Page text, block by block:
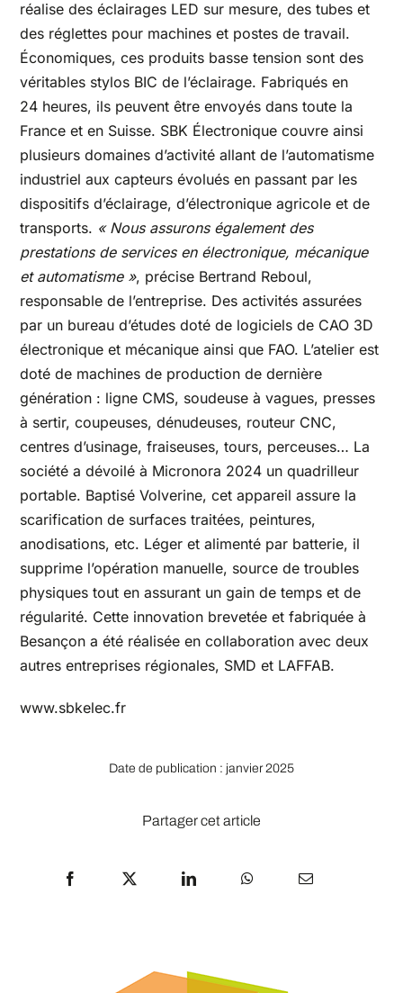
réalise des éclairages LED sur mesure, des tubes et
des réglettes pour machines et postes de travail.
Économiques, ces produits basse tension sont des
véritables stylos BIC de l’éclairage. Fabriqués en
24 heures, ils peuvent être envoyés dans toute la
France et en Suisse. SBK Électronique couvre ainsi
plusieurs domaines d’activité allant de l’automatisme
industriel aux capteurs évolués en passant par les
dispositifs d’éclairage, d’électronique agricole et de
transports. « Nous assurons également des
prestations de services en électronique, mécanique
et automatisme », précise Bertrand Reboul,
responsable de l’entreprise. Des activités assurées
par un bureau d’études doté de logiciels de CAO 3D
électronique et mécanique ainsi que FAO. L’atelier est
doté de machines de production de dernière
génération : ligne CMS, soudeuse à vagues, presses
à sertir, coupeuses, dénudeuses, routeur CNC,
centres d’usinage, fraiseuses, tours, perceuses… La
société a dévoilé à Micronora 2024 un quadrilleur
portable. Baptisé Volverine, cet appareil assure la
scarification de surfaces traitées, peintures,
anodisations, etc. Léger et alimenté par batterie, il
supprime l’opération manuelle, source de troubles
physiques tout en assurant un gain de temps et de
régularité. Cette innovation brevetée et fabriquée à
Besançon a été réalisée en collaboration avec deux
autres entreprises régionales, SMD et LAFFAB.
www.sbkelec.fr
Date de publication : janvier 2025
Partager cet article